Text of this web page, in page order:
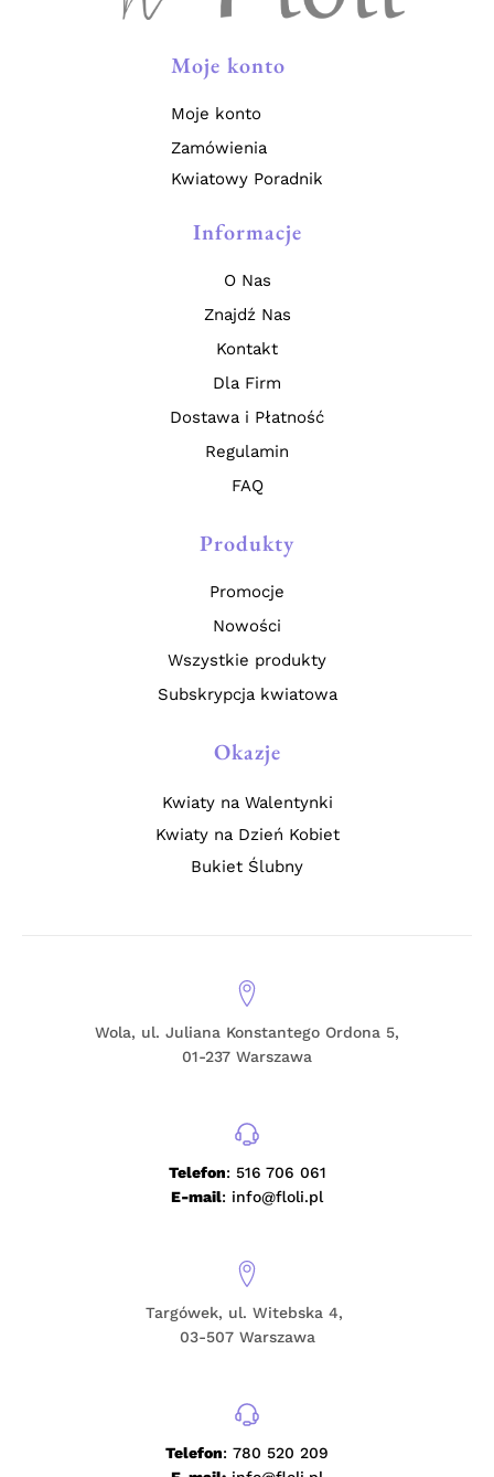
Moje konto
Moje konto
Zamówienia
Kwiatowy Poradnik
Informacje
O Nas
Znajdź Nas
Kontakt
Dla Firm
Dostawa i Płatność
Regulamin
FAQ
Produkty
Promocje
Nowości
Wszystkie produkty
Subskrypcja kwiatowa
Okazje
Kwiaty na Walentynki
Kwiaty na Dzień Kobiet
Bukiet Ślubny
Wola, ul. Juliana Konstantego Ordona 5,
01-237 Warszawa
Telefon: 516 706 061
E-mail: info@floli.pl
Targówek, ul. Witebska 4,
03-507 Warszawa
Telefon: 780 520 209